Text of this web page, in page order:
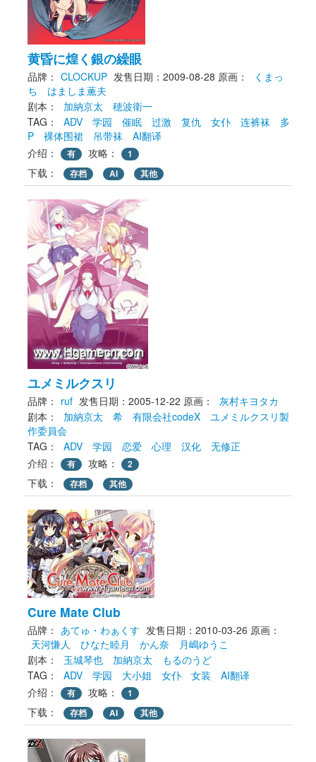
黄昏に煌く銀の繰眼
品牌： CLOCKUP 发售日期：2009-08-28 原画：
くまっ
ち
はましま薫夫
剧本：
加納京太
穂波衛一
TAG：
ADV 学园 催眠 过激 复仇 女仆 连裤袜
多
P
裸体围裙 吊带袜
AI翻译
介绍：
有 攻略： 1
下载： 存档 AI 其他
ユメミルクスリ
品牌： ruf 发售日期：2005-12-22 原画：
灰村キヨタカ
剧本：
加納京太 希 有限会社codeX
ユメミルクスリ製
作委員会
TAG：
ADV 学园 恋爱 心理 汉化
无修正
介绍：
有 攻略： 2
下载： 存档 其他
Cure Mate Club
品牌： あてゅ・わぁくす 发售日期：2010-03-26 原画：
天河慊人
ひなた睦月 かん奈
月嶋ゆうこ
剧本：
玉城琴也 加納京太
もるのうど
TAG：
ADV 学园 大小姐 女仆 女装
AI翻译
介绍：
有 攻略： 1
下载： 存档 AI 其他